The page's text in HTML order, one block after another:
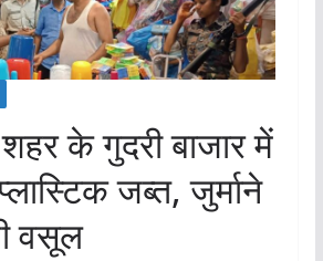
के गुदरी बाजार में
जब्त, जुर्माने
वसूल